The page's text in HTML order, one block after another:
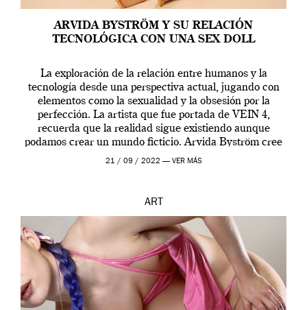
ARVIDA BYSTRÖM Y SU RELACIÓN
TECNOLÓGICA CON UNA SEX DOLL
La exploración de la relación entre humanos y la
tecnología desde una perspectiva actual, jugando con
elementos como la sexualidad y la obsesión por la
perfección. La artista que fue portada de VEIN 4,
recuerda que la realidad sigue existiendo aunque
podamos crear un mundo ficticio. Arvida Byström cree
que los humanos tienen un complejo […]
21 / 09 / 2022 — VER MÁS
ART